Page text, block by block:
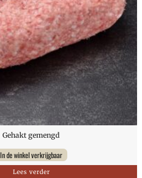
Gehakt gemengd
In de winkel verkrijgbaar
Lees verder